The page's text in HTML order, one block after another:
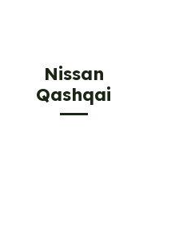
Nissan
Qashqai